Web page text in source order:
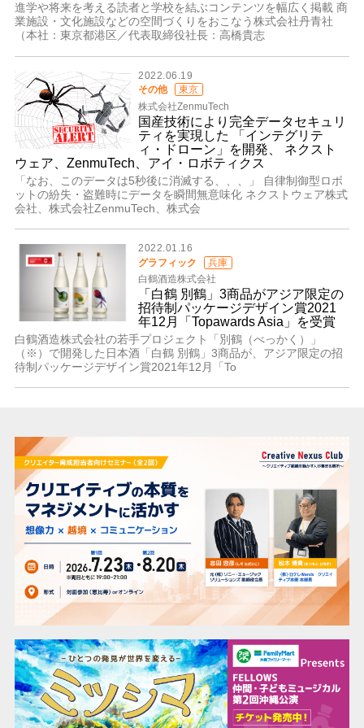
進学や将来を考える読者と学校を結ぶコンテンツを幅広く掲載 商
業施設・⽂化施設などの空間づくりをおこなう株式会社丹⻘社
（本社：東京都港区／代表取締役社⻑：⾼橋貴志
2022.06.19
その他
東京
株式会社ZenmuTech
国産技術により完全データセキュリ
ティを実現した 「インテグリテ
ィ・ドローン」を開発、 ネクスト
ウェア、ZenmuTech、アイ・ロボティクス
「なお、このデータは5秒後に消滅する、、、」 自律制御型ロボ
ットの紛失・盗難時にデータを瞬間無意味化 ネクストウェア株式
会社、株式会社ZenmuTech、株式会
2022.01.16
グラフィック
兵庫
白鶴酒造株式会社
「白鶴 別鶴」3商品がアジア限定の
招待制パッケージデザイン賞2021
年12月「Topawards Asia」を受賞
白鶴酒造株式会社の若手プロジェクト「別鶴（べっかく）」
（※）で開発した日本酒「白鶴 別鶴」3商品が、アジア限定の招
待制パッケージデザイン賞2021年12月「To